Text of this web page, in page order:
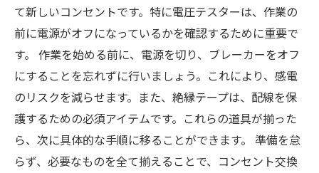
て新しいコンセントです。特に電圧テスターは、作業の
前に電源がオフになっているかを確認するために重要で
す。 作業を始める前に、電源を切り、ブレーカーをオフ
にすることを忘れずに行いましょう。これにより、感電
のリスクを減らせます。また、絶縁テープは、配線を保
護するための必須アイテムです。これらの道具が揃った
ら、次に具体的な手順に移ることができます。 準備を怠
らず、必要なものを全て揃えることで、コンセント交換